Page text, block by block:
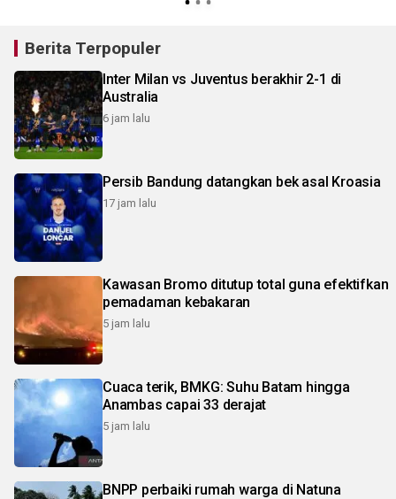
Berita Terpopuler
Inter Milan vs Juventus berakhir 2-1 di
Australia
6 jam lalu
Persib Bandung datangkan bek asal Kroasia
17 jam lalu
Kawasan Bromo ditutup total guna efektifkan
pemadaman kebakaran
5 jam lalu
Cuaca terik, BMKG: Suhu Batam hingga
Anambas capai 33 derajat
5 jam lalu
BNPP perbaiki rumah warga di Natuna